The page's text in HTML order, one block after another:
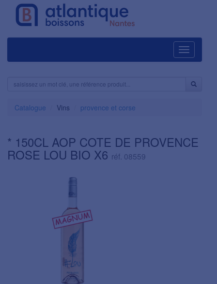
Navigation
Catalogue Vins provence et corse
* 150CL AOP COTE DE PROVENCE
ROSE LOU BIO X6 réf. 08559